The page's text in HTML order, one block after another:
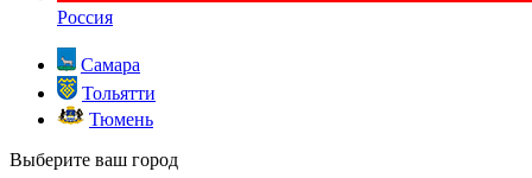
Россия
Самара
Тольятти
Тюмень
Выберите ваш город